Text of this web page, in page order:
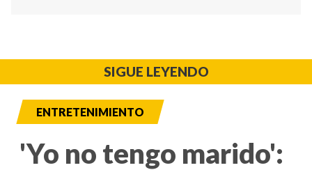
SIGUE LEYENDO
ENTRETENIMIENTO
'Yo no tengo marido':